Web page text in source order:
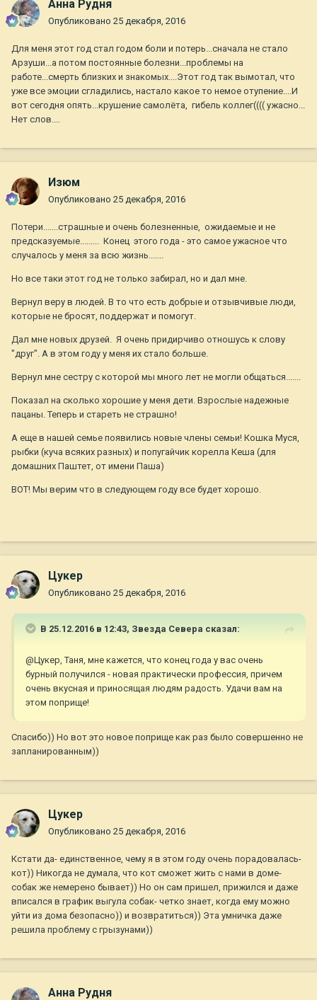
Анна Рудня
Опубликовано 25 декабря, 2016
Для меня этот год стал годом боли и потерь...сначала не стало
Арзуши...а потом постоянные болезни...проблемы на
работе...смерть близких и знакомых....Этот год так вымотал, что
уже все эмоции сгладились, настало какое то немое отупение....И
вот сегодня опять...крушение самолёта, гибель коллег(((( ужасно...
Нет слов....
Изюм
Опубликовано 25 декабря, 2016
Потери.......страшные и очень болезненные, ожидаемые и не
предсказуемые......... Конец этого года - это самое ужасное что
случалось у меня за всю жизнь.......
Но все таки этот год не только забирал, но и дал мне.
Вернул веру в людей. В то что есть добрые и отзывчивые люди,
которые не бросят, поддержат и помогут.
Дал мне новых друзей. Я очень придирчиво отношусь к слову
"друг". А в этом году у меня их стало больше.
Вернул мне сестру с которой мы много лет не могли общаться.......
Показал на сколько хорошие у меня дети. Взрослые надежные
пацаны. Теперь и стареть не страшно!
А еще в нашей семье появились новые члены семьи! Кошка Муся,
рыбки (куча всяких разных) и попугайчик корелла Кеша (для
домашних Паштет, от имени Паша)
ВОТ! Мы верим что в следующем году все будет хорошо.
Цукер
Опубликовано 25 декабря, 2016
В 25.12.2016 в 12:43, Звезда Севера сказал:
@Цукер, Таня, мне кажется, что конец года у вас очень
бурный получился - новая практически профессия, причем
очень вкусная и приносящая людям радость. Удачи вам на
этом поприще!
Спасибо)) Но вот это новое поприще как раз было совершенно не
запланированным))
Цукер
Опубликовано 25 декабря, 2016
Кстати да- единственное, чему я в этом году очень порадовалась-
кот)) Никогда не думала, что кот сможет жить с нами в доме-
собак же немерено бывает)) Но он сам пришел, прижился и даже
вписался в график выгула собак- четко знает, когда ему можно
уйти из дома безопасно)) и возвратиться)) Эта умничка даже
решила проблему с грызунами))
Анна Рудня